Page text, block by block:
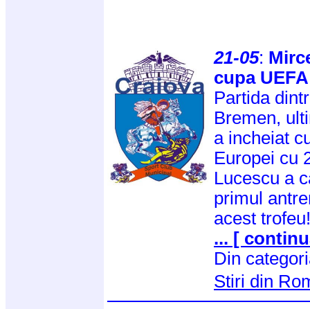
21-05:
cupa
Partida
Bremen,
a incheiat
Europei cu
Lucescu a
primul
acest trofeu!
... [
Din
Stiri din